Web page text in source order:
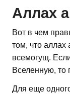
Аллах
Вот в чем
том, что аллах
всемогущ.
Вселенную, то
Для еще